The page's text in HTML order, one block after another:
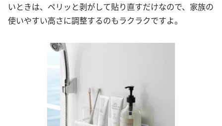
いときは、ペリッと剥がして貼り直すだけなので、家族の
使いやすい高さに調整するのもラクラクですよ。